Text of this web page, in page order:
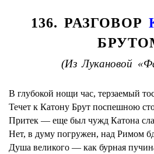
136. РАЗГОВОР
(Из Лукановой
В глубокой нощи час, терзаемый
Течет к Катону Брут поспешною
Притек — еще был чужд Катона
Нет, в думу погружен, над Римом
Душа великого — как бурная